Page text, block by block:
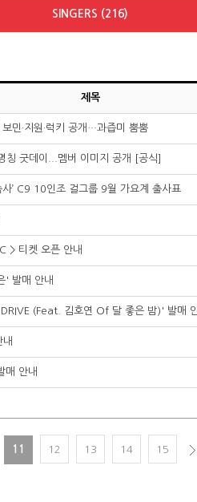
SINGERS (216)
제목
민·지원·럭키 공개…과즙미 뿜뿜
굿데이...멤버 이미지 공개 [공식]
사’ C9 10인조 걸그룹 9월 가요계 출사표
> 티켓 오픈 안내
' 발매 안내
(Feat. 김호연 Of 달 좋은 밤)' 발매
매 안내
11 12 13 14 15